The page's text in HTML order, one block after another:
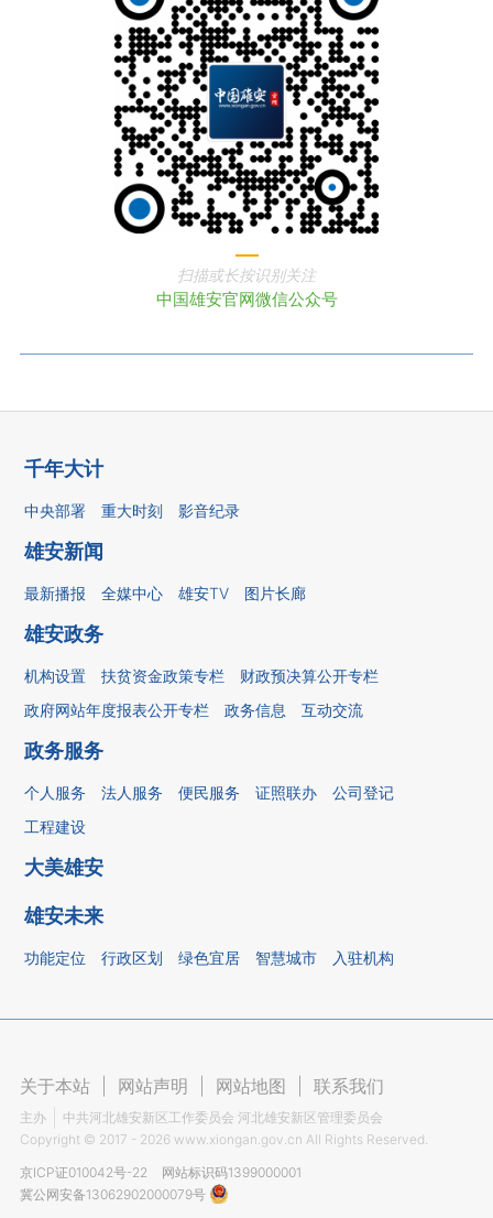
扫描或长按识别关注
中国雄安官网微信公众号
千年大计
中央部署 重大时刻 影音纪录
雄安新闻
最新播报 全媒中心 雄安TV 图片长廊
雄安政务
机构设置 扶贫资金政策专栏
财政预决算公开专栏
政府网站年度报表公开专栏
政务信息 互动交流
政务服务
个人服务 法人服务 便民服务 证照联办
公司登记
工程建设
大美雄安
雄安未来
功能定位 行政区划 绿色宜居 智慧城市 入驻机构
关于本站 网站声明 网站地图 联系我们
主办
中共河北雄安新区工作委员会 河北雄安新区管理委员会
Copyright © 2017 - 2026 www.xiongan.gov.cn All Rights Reserved.
京ICP证010042号-22
网站标识码1399000001
冀公网安备13062902000079号